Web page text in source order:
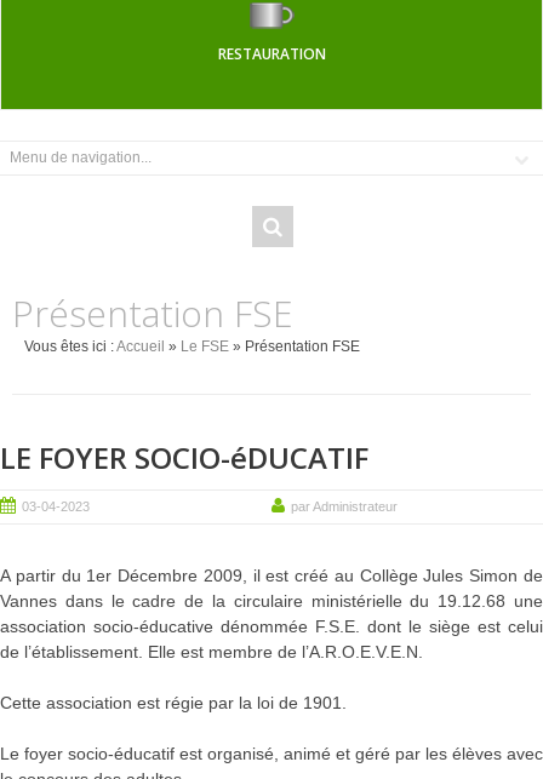
RESTAURATION
Présentation FSE
Vous êtes ici :Accueil » Le FSE » Présentation FSE
LE FOYER SOCIO-éDUCATIF
03-04-2023 par Administrateur
A partir du 1er Décembre 2009, il est créé au Collège Jules Simon de
Vannes dans le cadre de la circulaire ministérielle du 19.12.68 une
association socio-éducative dénommée F.S.E. dont le siège est celui
de l’établissement. Elle est membre de l’A.R.O.E.V.E. N.
Cette association est régie par la loi de 1901.
Le foyer socio-éducatif est organisé, animé et géré par les élèves avec